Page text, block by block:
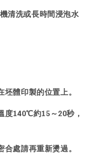
清洗或長時間浸泡水
體印製的位置上。
度140℃約15～20秒，
處請再重新燙過。